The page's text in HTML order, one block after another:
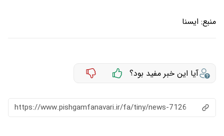
منبع: ايسنا
آیا این خبر مفید بود؟
https://www.pishgamfanavari.ir/fa/tiny/news-7126